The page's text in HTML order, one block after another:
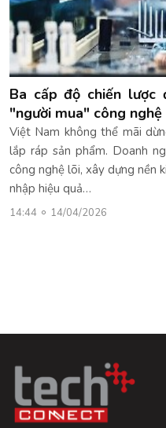
Ba cấp độ chiến lược
"người mua" công nghệ
Việt Nam không thể mãi
lắp ráp sản phẩm. Doanh
công nghệ lõi, xây dựng nền
nhập hiệu quả…
14:44 14/04/2026